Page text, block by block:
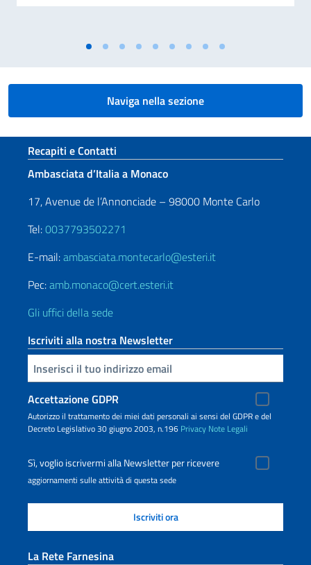
Naviga nella sezione
Sezione footer
Recapiti e Contatti
Ambasciata d’Italia a Monaco
17, Avenue de l’Annonciade – 98000 Monte Carlo
Tel:0037793502271
E-mail:ambasciata.montecarlo@esteri.it
Pec:amb.monaco@cert.esteri.it
Gli uffici della sede
Iscriviti alla nostra Newsletter
Inserisci la tua email
Accettazione GDPR
Autorizzo il trattamento dei miei dati personali ai sensi del GDPR e del
Decreto Legislativo 30 giugno 2003, n.196 Privacy Note Legali
Sì, voglio iscrivermi alla Newsletter per ricevere
aggiornamenti sulle attività di questa sede
La Rete Farnesina